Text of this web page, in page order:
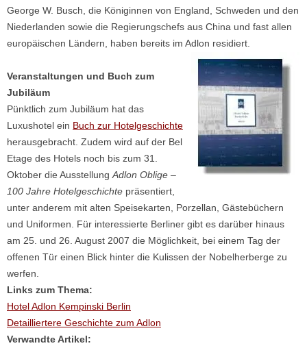
George W. Busch, die Königinnen von England, Schweden und den
Niederlanden sowie die Regierungschefs aus China und fast allen
europäischen Ländern, haben bereits im Adlon residiert.
Veranstaltungen und Buch zum
Jubiläum
Pünktlich zum Jubiläum hat das
Luxushotel ein Buch zur Hotelgeschichte
herausgebracht. Zudem wird auf der Bel
Etage des Hotels noch bis zum 31.
Oktober die Ausstellung Adlon Oblige –
100 Jahre Hotelgeschichte präsentiert,
unter anderem mit alten Speisekarten, Porzellan, Gästebüchern
und Uniformen. Für interessierte Berliner gibt es darüber hinaus
am 25. und 26. August 2007 die Möglichkeit, bei einem Tag der
offenen Tür einen Blick hinter die Kulissen der Nobelherberge zu
werfen.
Links zum Thema:
Hotel Adlon Kempinski Berlin
Detailliertere Geschichte zum Adlon
Verwandte Artikel: